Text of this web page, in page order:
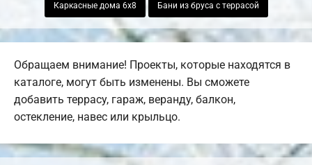
Каркасные дома 6х8 Бани из бруса с террасой
Обращаем внимание! Проекты, которые находятся в
каталоге, могут быть изменены. Вы сможете
добавить террасу, гараж, веранду, балкон,
остекление, навес или крыльцо.